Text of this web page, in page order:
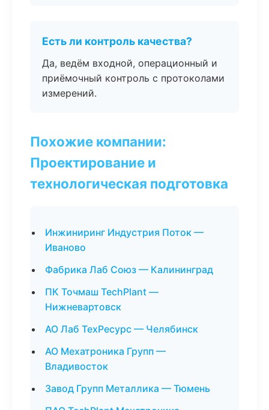
Есть ли контроль качества?
Да, ведём входной, операционный и
приёмочный контроль с протоколами
измерений.
Похожие компании:
Проектирование и
технологическая подготовка
Инжиниринг Индустрия Поток —
Иваново
Фабрика Лаб Союз — Калининград
ПК Точмаш TechPlant —
Нижневартовск
АО Лаб ТехРесурс — Челябинск
АО Мехатроника Групп —
Владивосток
Завод Групп Металлика — Тюмень